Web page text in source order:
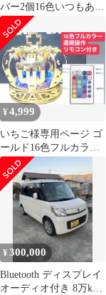
バー2個16色いつもあり
がとうございます延長
コード2つ
¥4,999
いちご様専用ページ ゴ
ールド16色フルカラー
遠隔操作リモコン付き
4999円
¥300,000
Bluetooth ディスプレイ
オーディオ付き 8万km